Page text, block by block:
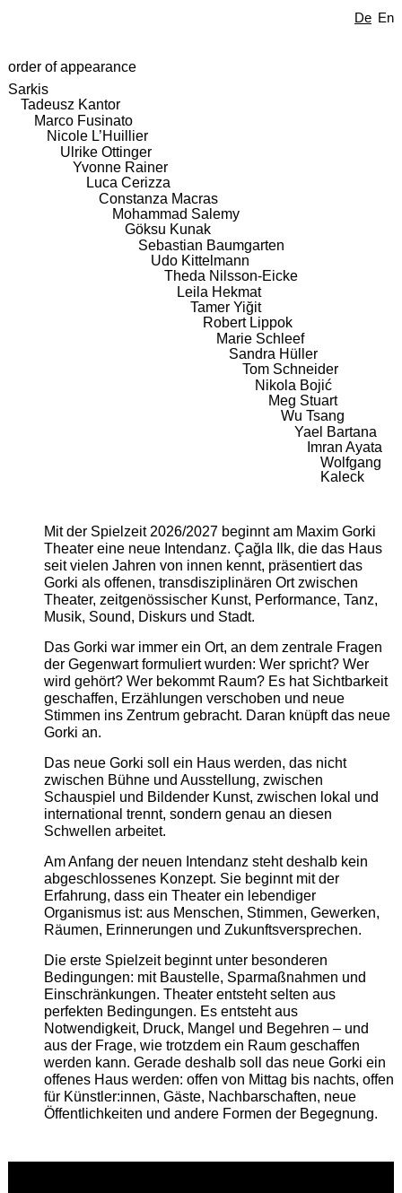
De En
order of appearance
Sarkis
Tadeusz Kantor
Marco Fusinato
Nicole L’Huillier
Ulrike Ottinger
Yvonne Rainer
Luca Cerizza
Constanza Macras
Mohammad Salemy
Göksu Kunak
Sebastian Baumgarten
Udo Kittelmann
Theda Nilsson-Eicke
Leila Hekmat
Tamer Yiğit
Robert Lippok
Marie Schleef
Sandra Hüller
Tom Schneider
Nikola Bojić
Meg Stuart
Wu Tsang
Yael Bartana
Imran Ayata
Wolfgang
Kaleck
Mit der Spielzeit 2026/2027 beginnt am Maxim Gorki
Theater eine neue Intendanz. Çağla Ilk, die das Haus
seit vielen Jahren von innen kennt, präsentiert das
Gorki als offenen, transdisziplinären Ort zwischen
Theater, zeitgenössischer Kunst, Performance, Tanz,
Musik, Sound, Diskurs und Stadt.
Das Gorki war immer ein Ort, an dem zentrale Fragen
der Gegenwart formuliert wurden: Wer spricht? Wer
wird gehört? Wer bekommt Raum? Es hat Sichtbarkeit
geschaffen, Erzählungen verschoben und neue
Stimmen ins Zentrum gebracht. Daran knüpft das neue
Gorki an.
Das neue Gorki soll ein Haus werden, das nicht
zwischen Bühne und Ausstellung, zwischen
Schauspiel und Bildender Kunst, zwischen lokal und
international trennt, sondern genau an diesen
Schwellen arbeitet.
Am Anfang der neuen Intendanz steht deshalb kein
abgeschlossenes Konzept. Sie beginnt mit der
Erfahrung, dass ein Theater ein lebendiger
Organismus ist: aus Menschen, Stimmen, Gewerken,
Räumen, Erinnerungen und Zukunftsversprechen.
Die erste Spielzeit beginnt unter besonderen
Bedingungen: mit Baustelle, Sparmaßnahmen und
Einschränkungen. Theater entsteht selten aus
perfekten Bedingungen. Es entsteht aus
Notwendigkeit, Druck, Mangel und Begehren – und
aus der Frage, wie trotzdem ein Raum geschaffen
werden kann. Gerade deshalb soll das neue Gorki ein
offenes Haus werden: offen von Mittag bis nachts, offen
für Künstler:innen, Gäste, Nachbarschaften, neue
Öffentlichkeiten und andere Formen der Begegnung.